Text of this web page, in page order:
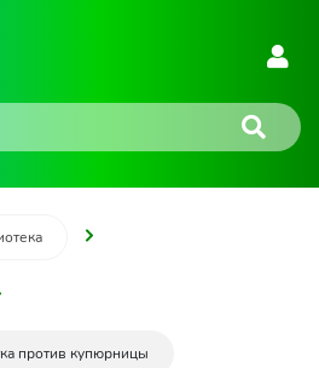
против купюрницы